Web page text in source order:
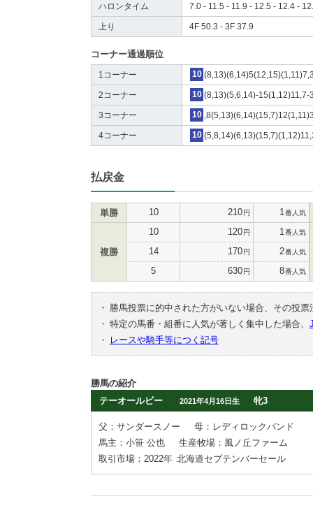
ハロンタイム 7.0 - 11.5 - 11.9 - 12.5 - 12.4 -
上り 4F 50.3 - 3F 37.9
コーナー通過順位
1コーナー 10
2コーナー 10 (8,13)(5,6,14)-15(1,12)11,7-
3コーナー 10
4コーナー 10
払戻金
単勝 10 210円 1 番人気
複勝
10 120円 1 番人気
14 170円 2番人気
5 630円 8番人気
・
勝馬投票に的中された方がいない場合、その投
・ 特定の馬番・組番に人気が著しく集中した場合、
・
レースや騎手等につく記号
勝馬の紹介
テーオールビー
2021年4月16日生 牝3
父：サンダースノー
母：レディロックバンド
馬主：小笹 公也
生産牧場：風ノ丘ファーム
取引市場：2022年 北海道セプテンバーセール